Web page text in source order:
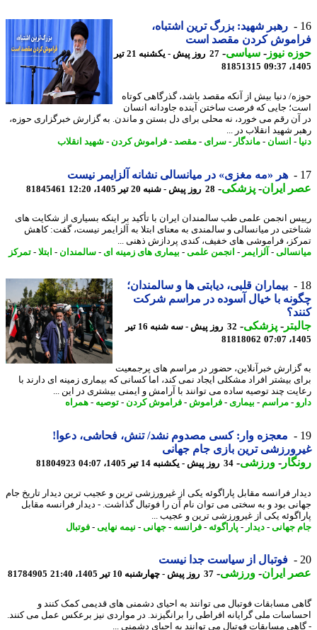
رهبر شهید: بزرگ ترین اشتباه،
کردن مقصد است
نیوز-سیاسی-
27 روز پیش - یکشنبه 21 تیر
81851315
دنیا بیش از آنکه مقصد باشد، گذرگاهی کوتاه
جایی که فرصت ساختن آینده جاودانه انسان
رقم می خورد، نه محلی برای دل بستن و ماندن. به گزارش خبرگزاری حوزه،
شهید انقلاب در ...
-انسان-ماندگار-سرای- مقصد-فراموش کردن-شهید انقلاب
هر «مه مغزی» در میانسالی نشانه آلزایمر نیست
ایران- پزشکی-28 روز پیش - شنبه 20 تیر 1405، 12:20 81845461
انجمن علمی طب سالمندان ایران با تأکید بر اینکه بسیاری از شکایت های
در میانسالی و سالمندی به معنای ابتلا به آلزایمر نیست، گفت: کاهش
فراموشی های خفیف، کندی پردازش ذهنی ...
-آلزایمر -انجمن علمی-بیماری های زمینه ای- سالمندان- ابتلا-تمرکز
بیماران قلبی، دیابتی ها و سالمندان؛
با خیال آسوده در مراسم شرکت
-پزشکی-
32 روز پیش - سه شنبه 16 تیر
81818062
خبرآنلاین، حضور در مراسم های پرجمعیت
بیشتر افراد مشکلی ایجاد نمی کند، اما کسانی که بیماری زمینه ای دارند با
چند توصیه ساده می توانند با آرامش و ایمنی بیشتری در این ...
- مراسم -بیماری- فراموش-فراموش کردن-توصیه-همراه
معجزه وار: کسی مصدوم نشد/ تنش، فحاشی، دعوا!
ترین بازی جام جهانی
-ورزشی-34 روز پیش - یکشنبه 14 تیر 1405، 04:07 81804923
فرانسه مقابل پاراگوئه یکی از غیرورزشی ترین و عجیب ترین دیدار تاریخ جام
بود و به سختی می توان نام آن را فوتبال گذاشت. - دیدار فرانسه مقابل
یکی از غیرورزشی ترین و عجیب ...
جهانی-دیدار-پاراگوئه-فرانسه -جهانی-نیمه نهایی-فوتبال
فوتبال از سیاست جدا نیست
ایران- ورزشی-37 روز پیش - چهارشنبه 10 تیر 1405، 21:40 81784905
مسابقات فوتبال می توانند به احیای دشمنی های قدیمی کمک کنند و
ملی گرایانه افراطی را برانگیزند. در مواردی نیز برعکس عمل می کنند.
مسابقات فوتبال می توانند به احیای دشمنی ...